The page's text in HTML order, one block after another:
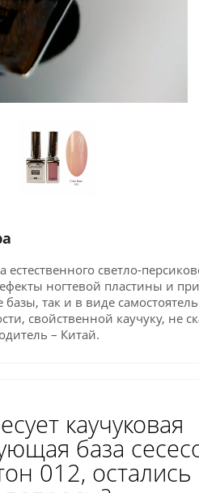
светло-
ногтевой пластины и
базы, так и в виде
свойственной каучуку, не
– Китай.
каучуковая
база
012, остались